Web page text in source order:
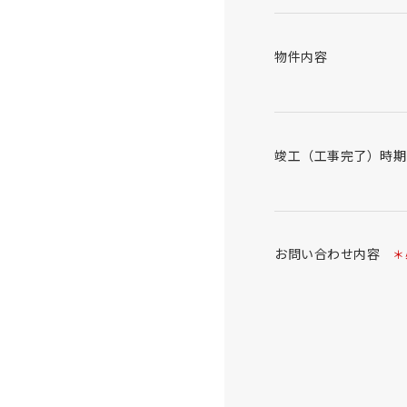
物件内容
竣工（工事完了）時期
お問い合わせ内容